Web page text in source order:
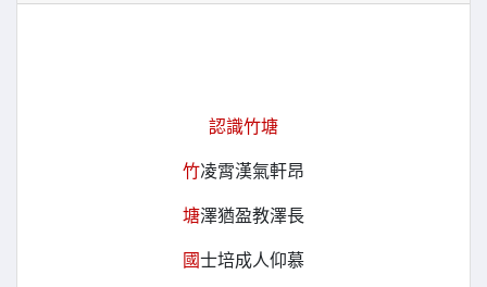
認識竹塘
竹凌霄漢氣軒昂
塘澤猶盈教澤長
國士培成人仰慕